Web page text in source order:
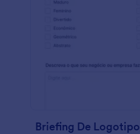
Briefing De Logotipo